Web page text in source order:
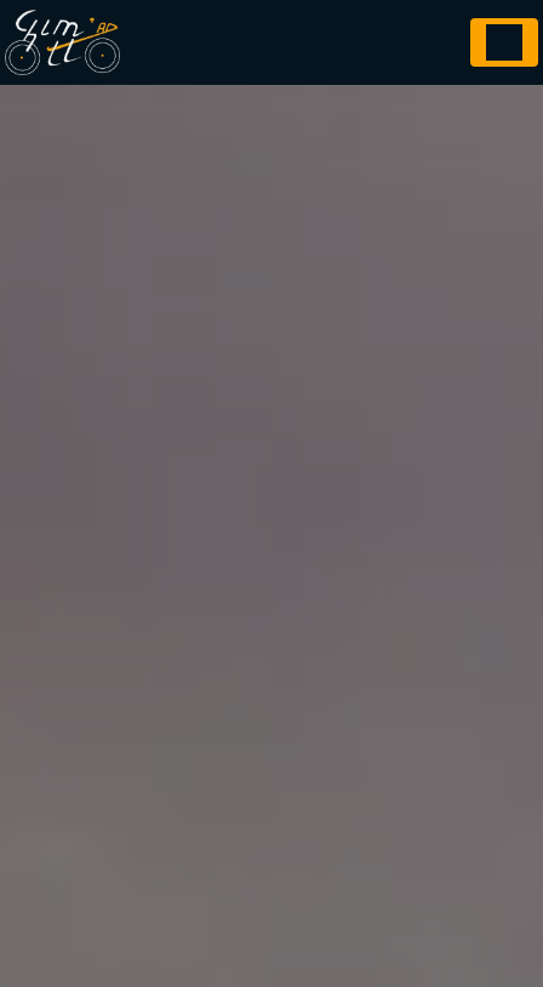
Panneau de gestion des cookies